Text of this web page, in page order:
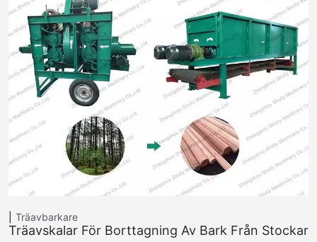
Träavbarkare
Träavskalar För Borttagning Av Bark Från Stockar